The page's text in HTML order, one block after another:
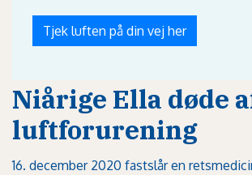
Tjek luften på din vej her
Niårige Ella døde
luftforurening
16. december 2020 fastslår en